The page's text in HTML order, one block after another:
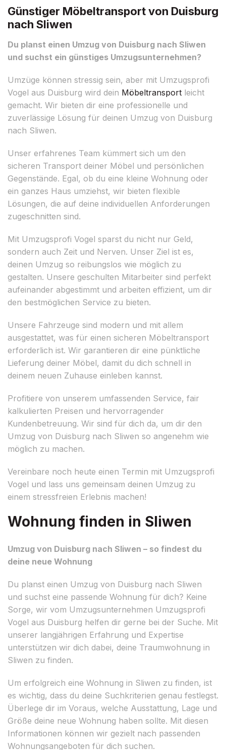
Günstiger Möbeltransport von Duisburg
nach Sliwen
Du planst einen Umzug von Duisburg nach Sliwen
und suchst ein günstiges Umzugsunternehmen?
Umzüge können stressig sein, aber mit Umzugsprofi
Vogel aus Duisburg wird dein Möbeltransport leicht
gemacht. Wir bieten dir eine professionelle und
zuverlässige Lösung für deinen Umzug von Duisburg
nach Sliwen.
Unser erfahrenes Team kümmert sich um den
sicheren Transport deiner Möbel und persönlichen
Gegenstände. Egal, ob du eine kleine Wohnung oder
ein ganzes Haus umziehst, wir bieten flexible
Lösungen, die auf deine individuellen Anforderungen
zugeschnitten sind.
Mit Umzugsprofi Vogel sparst du nicht nur Geld,
sondern auch Zeit und Nerven. Unser Ziel ist es,
deinen Umzug so reibungslos wie möglich zu
gestalten. Unsere geschulten Mitarbeiter sind perfekt
aufeinander abgestimmt und arbeiten effizient, um dir
den bestmöglichen Service zu bieten.
Unsere Fahrzeuge sind modern und mit allem
ausgestattet, was für einen sicheren Möbeltransport
erforderlich ist. Wir garantieren dir eine pünktliche
Lieferung deiner Möbel, damit du dich schnell in
deinem neuen Zuhause einleben kannst.
Profitiere von unserem umfassenden Service, fair
kalkulierten Preisen und hervorragender
Kundenbetreuung. Wir sind für dich da, um dir den
Umzug von Duisburg nach Sliwen so angenehm wie
möglich zu machen.
Vereinbare noch heute einen Termin mit Umzugsprofi
Vogel und lass uns gemeinsam deinen Umzug zu
einem stressfreien Erlebnis machen!
Wohnung finden in Sliwen
Umzug von Duisburg nach Sliwen – so findest du
deine neue Wohnung
Du planst einen Umzug von Duisburg nach Sliwen
und suchst eine passende Wohnung für dich? Keine
Sorge, wir vom Umzugsunternehmen Umzugsprofi
Vogel aus Duisburg helfen dir gerne bei der Suche. Mit
unserer langjährigen Erfahrung und Expertise
unterstützen wir dich dabei, deine Traumwohnung in
Sliwen zu finden.
Um erfolgreich eine Wohnung in Sliwen zu finden, ist
es wichtig, dass du deine Suchkriterien genau festlegst.
Überlege dir im Voraus, welche Ausstattung, Lage und
Größe deine neue Wohnung haben sollte. Mit diesen
Informationen können wir gezielt nach passenden
Wohnungsangeboten für dich suchen.